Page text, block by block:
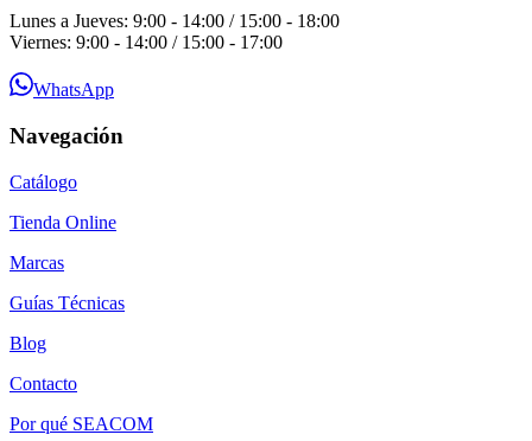
Lunes a Jueves: 9:00 - 14:00 / 15:00 - 18:00
Viernes: 9:00 - 14:00 / 15:00 - 17:00
WhatsApp
Navegación
Catálogo
Tienda Online
Marcas
Guías Técnicas
Blog
Contacto
Por qué SEACOM